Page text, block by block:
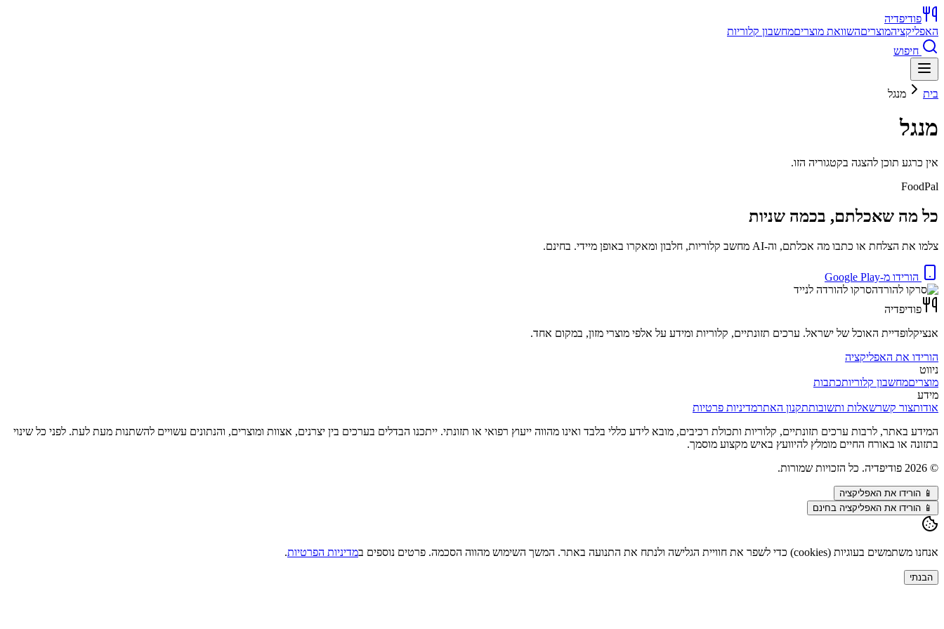
פודיפדיה
האפליקציהמוצריםהשוואת מוצריםמחשבון קלוריות
חיפוש
בית מנגל
מנגל
אין כרגע תוכן להצגה בקטגוריה הזו.
FoodPal
כל מה שאכלתם, בכמה שניות
צלמו את הצלחת או כתבו מה אכלתם, וה-AI מחשב קלוריות, חלבון ומאקרו באופן מיידי. בחינם.
הורידו מ-Google Play
סרקו להורדה לנייד
פודיפדיה
אנציקלופדיית האוכל של ישראל. ערכים תזונתיים, קלוריות ומידע על אלפי מוצרי מזון, במקום אחד.
הורידו את האפליקציה
ניווט
מוצריםמחשבון קלוריותכתבות
מידע
אודותצור קשרשאלות ותשובותתקנון האתרמדיניות פרטיות
המידע באתר, לרבות ערכים תזונתיים, קלוריות ותכולת רכיבים, מובא לידע כללי בלבד ואינו מהווה ייעוץ רפואי או תזונתי. ייתכנו הבדלים בערכים בין יצרנים, אצוות ומוצרים, והנתונים עשויים להשתנות מעת לעת. לפני כל שינוי
בתזונה או באורח החיים מומלץ להיוועץ באיש מקצוע מוסמך.
©
2026 פודיפדיה. כל הזכויות שמורות.
📱 הורידו את האפליקציה
📱 הורידו את האפליקציה בחינם
אנחנו משתמשים בעוגיות (cookies) כדי לשפר את חוויית הגלישה ולנתח את התנועה באתר. המשך השימוש מהווה הסכמה. פרטים נוספים ב מדיניות הפרטיות.
הבנתי